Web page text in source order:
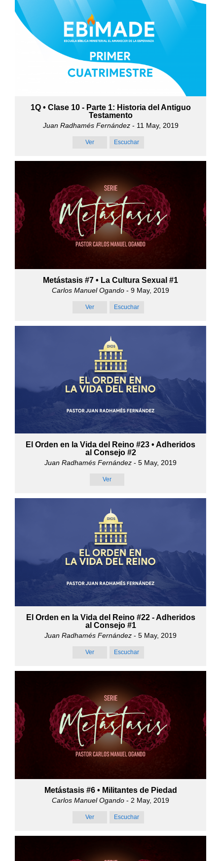
1Q • Clase 10 - Parte 1: Historia del Antiguo
Testamento
Juan Radhamés Fernández- 11 May, 2019
Ver Escuchar
Metástasis #7 • La Cultura Sexual #1
Carlos Manuel Ogando - 9 May, 2019
Ver Escuchar
El Orden en la Vida del Reino #23 • Adheridos
al Consejo #2
Juan Radhamés Fernández - 5 May, 2019
Ver
El Orden en la Vida del Reino #22 - Adheridos
al Consejo #1
Juan Radhamés Fernández - 5 May, 2019
Ver Escuchar
Metástasis #6 • Militantes de Piedad
Carlos Manuel Ogando - 2 May, 2019
Ver Escuchar